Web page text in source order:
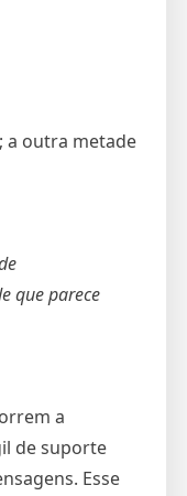
a outra metade
que parece
a
de suporte
Esse